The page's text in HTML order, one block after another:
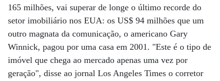
165 milhões, vai superar de longe o último recorde do
setor imobiliário nos EUA: os US$ 94 milhões que um
outro magnata da comunicação, o americano Gary
Winnick, pagou por uma casa em 2001. "Este é o tipo de
imóvel que chega ao mercado apenas uma vez por
geração", disse ao jornal Los Angeles Times o corretor